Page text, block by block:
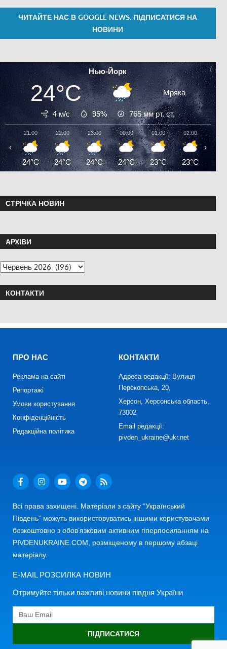
ЧИТАЙТЕ НАС В GOOGLE NEWS. ПІДПИСАТИСЯ НА
НОВИНИ
Нью-Йорк
24°C Мряка
4 м/с 95% 765мм рт. ст.
21:00
24°C
22:00
24°C
23:00
24°C
00:00
24°C
01:00
23°C
02:00
23°C
‹ ›
СТРІЧКА НОВИН
АРХІВИ
КОНТАКТИ
ПРО НАС
Реклама на сайті
Репортажі
Умови користування
Конфіденційність
Редакційна політика
КОНТАКТИ
Адреса редакції: Вулиця
Перекопська, 20,
Херсон, Херсонська область,
73002
Email редакції:
pivden_ukraine@ukr.net
Всі права захищені. Матеріали з сайту “Український
Південь” можуть використовуватись іншими користувачами
безкоштовно з обов’язковим активним гіперпосиланням на
PIVDENUKRAINE.COM, розміщеному в першому абзаці
матеріалу.
E-MAIL РОЗСИЛКА НОВИН
Отримуйте тільки важливі новини півдня України
ПІДПИСАТИСЯ